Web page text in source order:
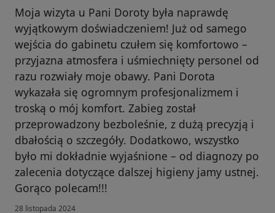
Moja wizyta u Pani Doroty była naprawdę
wyjątkowym doświadczeniem! Już od samego
wejścia do gabinetu czułem się komfortowo –
przyjazna atmosfera i uśmiechnięty personel od
razu rozwiały moje obawy. Pani Dorota
wykazała się ogromnym profesjonalizmem i
troską o mój komfort. Zabieg został
przeprowadzony bezboleśnie, z dużą precyzją i
dbałością o szczegóły. Dodatkowo, wszystko
było mi dokładnie wyjaśnione – od diagnozy po
zalecenia dotyczące dalszej higieny jamy ustnej.
Gorąco polecam!!!
28 listopada 2024